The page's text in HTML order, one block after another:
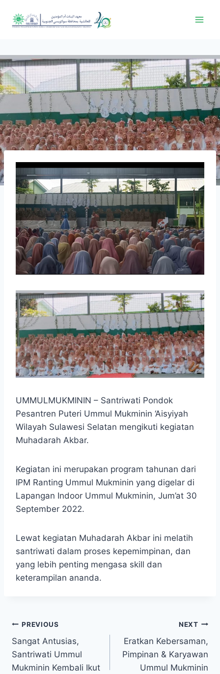
UMMULMUKMININ – Santriwati Pondok
Pesantren Puteri Ummul Mukminin ‘Aisyiyah
Wilayah Sulawesi Selatan mengikuti kegiatan
Muhadarah Akbar.
Kegiatan ini merupakan program tahunan dari
IPM Ranting Ummul Mukminin yang digelar di
Lapangan Indoor Ummul Mukminin, Jum’at 30
September 2022.
Lewat kegiatan Muhadarah Akbar ini melatih
santriwati dalam proses kepemimpinan, dan
yang lebih penting mengasa skill dan
keterampilan ananda.
PREVIOUS
Sangat Antusias,
Santriwati Ummul
Mukminin Kembali Ikut
NEXT
Eratkan Kebersaman,
Pimpinan & Karyawan
Ummul Mukminin